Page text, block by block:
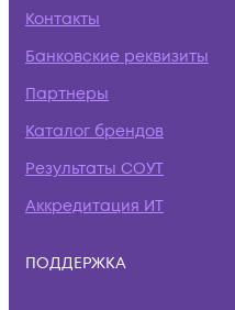
Контакты
Банковские реквизиты
Партнеры
Каталог брендов
Результаты СОУТ
Аккредитация ИТ
ПОДДЕРЖКА